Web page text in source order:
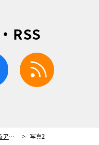
RSS
facebook
斎藤ちはるアナ、実はあのアメコミ映画の大ファン！「大好き。多分6回以上は観ました」 写真2